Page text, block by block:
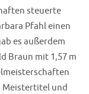
steuerte
Pfahl einen
es außerdem
Braun mit 1,57 m
Meistertitel und